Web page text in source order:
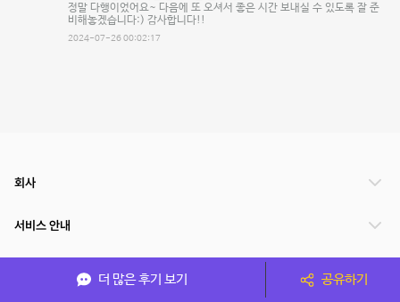
정말 다행이었어요~ 다음에 또 오셔서 좋은 시간 보내실 수 있도록 잘 준
비해놓겠습니다:) 감사합니다!!
2024-07-26 00:02:17
더 많은 후기 보기 공유하기
회사
서비스 안내